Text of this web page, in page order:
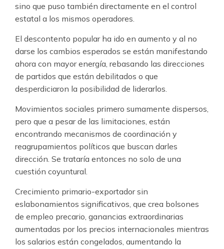
sino que puso también directamente en el control
estatal a los mismos operadores.
El descontento popular ha ido en aumento y al no
darse los cambios esperados se están manifestando
ahora con mayor energía, rebasando las direcciones
de partidos que están debilitados o que
desperdiciaron la posibilidad de liderarlos.
Movimientos sociales primero sumamente dispersos,
pero que a pesar de las limitaciones, están
encontrando mecanismos de coordinación y
reagrupamientos políticos que buscan darles
dirección. Se trataría entonces no solo de una
cuestión coyuntural.
Crecimiento primario-exportador sin
eslabonamientos significativos, que crea bolsones
de empleo precario, ganancias extraordinarias
aumentadas por los precios internacionales mientras
los salarios están congelados, aumentando la